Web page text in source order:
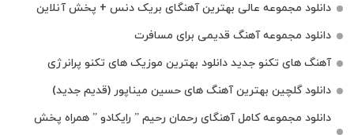
دانلود مجموعه عالی بهترین آهنگای بریک دنس + پخش آنلاین
دانلود مجموعه آهنگ قدیمی برای مسافرت
آهنگ های تکنو جدید دانلود بهترین موزیک های تکنو پرانرژی
دانلود گلچین بهترین آهنگ های حسین میناپور (قدیم جدید)
دانلود مجموعه کامل آهنگای رحمان رحیم ” رایکادو ” همراه پخش